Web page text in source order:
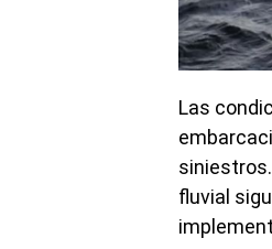
Las
fluvial